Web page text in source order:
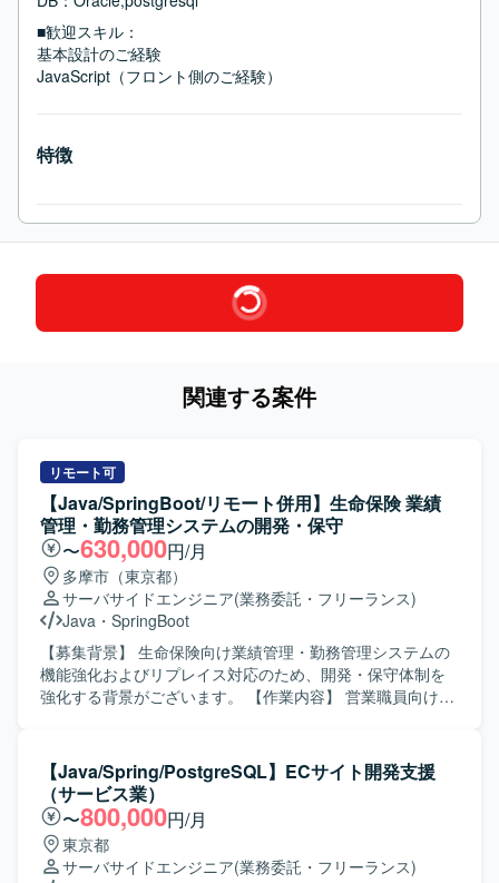
■歓迎スキル：
基本設計のご経験
JavaScript（フロント側のご経験）
特徴
関連する案件
リモート可
【Java/SpringBoot/リモート併用】生命保険 業績
管理・勤務管理システムの開発・保守
〜630,000円/月
多摩市（東京都）
サーバサイドエンジニア(業務委託・フリーランス)
Java ・ SpringBoot
【募集背景】 生命保険向け業績管理・勤務管理システムの
機能強化およびリプレイス対応のため、開発・保守体制を
強化する背景がございます。 【作業内容】 営業職員向け勤
て、設計・開発・テスト・リリースまで一連の工程に携わ
っていただきます。要件や基本設計などの上流工程にも関
与いただき、関連システムとの連携や仕様調整を行ってい
ただきます。 【求める人物像】 長期的な参画を前提に、主
体的に課題発見・改善提案ができる方を求めております。5
名以上のチーム開発体制の中で、周囲と連携しながら自律
【Java/Spring/PostgreSQL】ECサイト開発支援
（サービス業）
〜800,000円/月
東京都
サーバサイドエンジニア(業務委託・フリーランス)